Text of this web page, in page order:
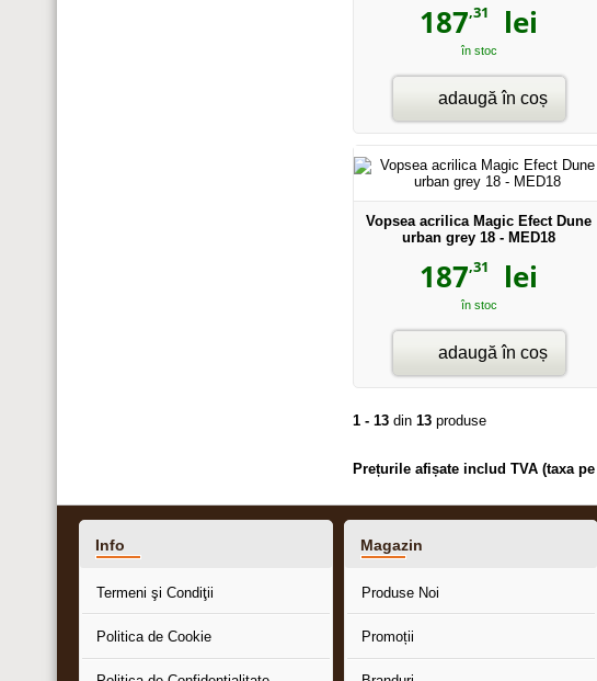
187,31 lei
în stoc
adaugă în coș
Vopsea acrilica Magic Efect Dune
urban grey 18 - MED18
187,31 lei
în stoc
adaugă în coș
1 - 13 din 13 produse
Prețurile afișate includ TVA (taxa
Info
Termeni şi Condiţii
Politica de Cookie
Magazin
Produse Noi
Promoții